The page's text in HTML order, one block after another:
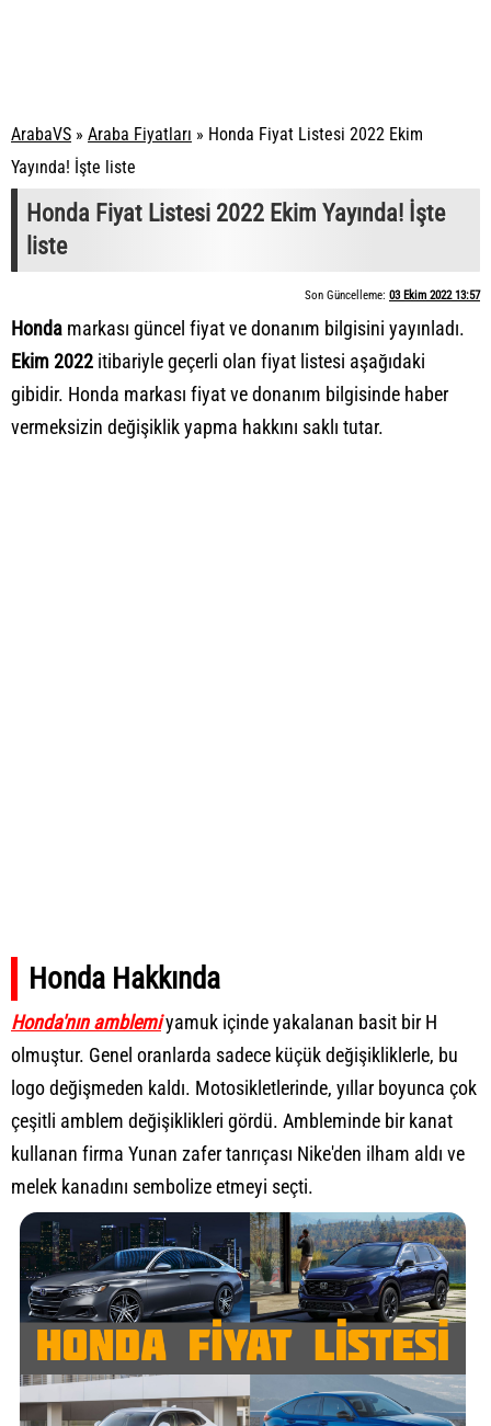
ArabaVS » Araba Fiyatları » Honda Fiyat Listesi 2022 Ekim
Yayında! İşte liste
Honda Fiyat Listesi 2022 Ekim Yayında! İşte
liste
Son Güncelleme: 03 Ekim 2022 13:57
Honda markası güncel fiyat ve donanım bilgisini yayınladı.
Ekim 2022 itibariyle geçerli olan fiyat listesi aşağıdaki
gibidir. Honda markası fiyat ve donanım bilgisinde haber
vermeksizin değişiklik yapma hakkını saklı tutar.
Honda Hakkında
Honda'nın amblemiyamuk içinde yakalanan basit bir H
olmuştur. Genel oranlarda sadece küçük değişikliklerle, bu
logo değişmeden kaldı. Motosikletlerinde, yıllar boyunca çok
çeşitli amblem değişiklikleri gördü. Ambleminde bir kanat
kullanan firma Yunan zafer tanrıçası Nike'den ilham aldı ve
melek kanadını sembolize etmeyi seçti.